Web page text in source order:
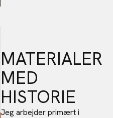
MATERIALER
MED
HISTORIE
Jeg arbejder primært i